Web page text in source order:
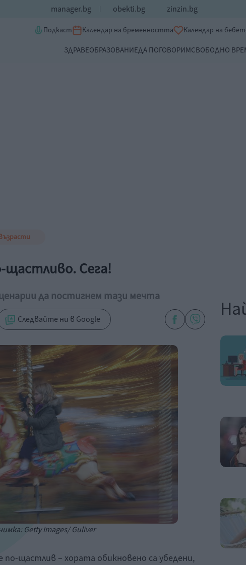
manager.bg obekti.bg zinzin.bg
Подкаст Календар на бременността Календар на
ЗДРАВЕОБРАЗОВАНИЕДА ПОГОВОРИМСВОБОДНО
щастливо. Сега!
да постигнем тази мечта
Следвайте ни в Google
Getty Images/ Guliver
щастлив – хората обикновено са убедени,